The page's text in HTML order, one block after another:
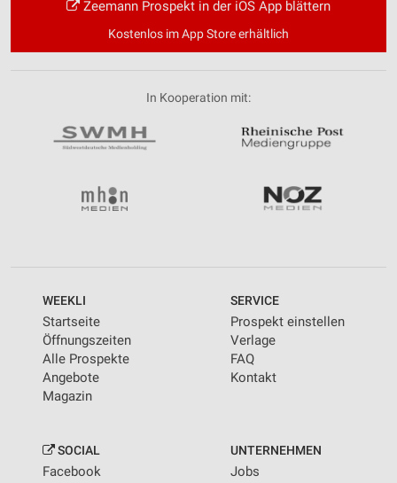
Zeemann Prospekt in der iOS App blättern
Kostenlos im App Store erhältlich
In Kooperation mit:
WEEKLI
Startseite
Öffnungszeiten
Alle Prospekte
Angebote
Magazin
SERVICE
Prospekt einstellen
Verlage
FAQ
Kontakt
SOCIAL
Facebook
UNTERNEHMEN
Jobs